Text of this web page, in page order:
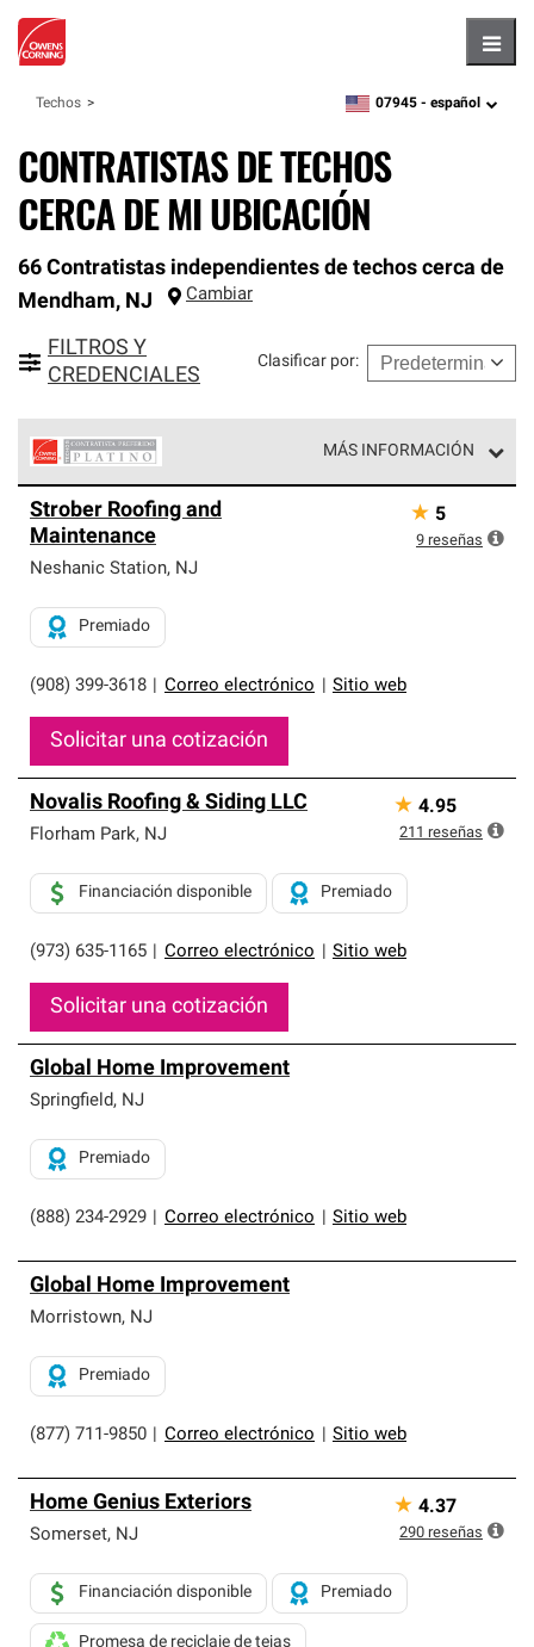
Techos zipcode,language
07945 - español
CONTRATISTAS DE TECHOS
CERCA DE MI UBICACIÓN
66 Contratistas independientes de techos cerca de
Mendham, NJ Cambiar
FILTROS Y
CREDENCIALES
Clasificar por:
MÁS INFORMACIÓN
Corning constituyen el nivel superior de nuestra red
exclusiva y cumplen con estándares estrictos de
profesionalismo, confiabilidad y destreza incomparable.
sistemas de techos.
Strober Roofing and
Maintenance
Neshanic Station, NJ
(908) 399-3618 Correo electrónico Sitio web
Premiado
Solicitar una cotización
★ 5
9 reseñas
Novalis Roofing & Siding LLC
Florham Park, NJ
(973) 635-1165 Correo electrónico Sitio web
Financiación disponible Premiado
Solicitar una cotización
★ 4.95
211 reseñas
Global Home Improvement
Springfield, NJ
(888) 234-2929 Correo electrónico Sitio web
Premiado
Global Home Improvement
Morristown, NJ
(877) 711-9850 Correo electrónico Sitio web
Premiado
Home Genius Exteriors
Somerset, NJ
Financiación disponible Premiado
Promesa de reciclaje de tejas
★ 4.37
290 reseñas